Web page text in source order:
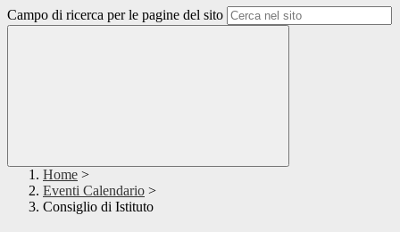
Campo di ricerca per le pagine del sito
Home >
Eventi Calendario >
Consiglio di Istituto